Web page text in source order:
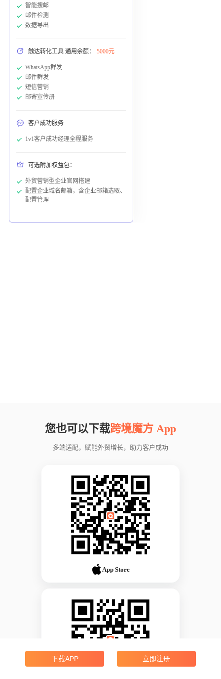
智能搜邮
邮件检测
数据导出
触达转化工具 通用余额： 5000元
WhatsApp群发
邮件群发
短信营销
邮寄宣传册
客户成功服务
1v1客户成功经理全程服务
可选附加权益包：
外贸营销型企业官网搭建
配置企业域名邮箱，含企业邮箱选取、
配置管理
您也可以下载跨境魔方 App
多端适配，赋能外贸增长，助力客户成功
App Store
下载APP 立即注册